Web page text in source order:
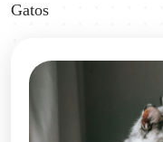
Gatos